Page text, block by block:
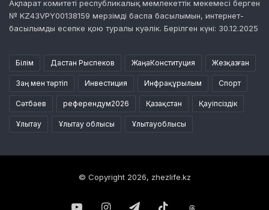
Ақпарат комитеті республикалық мемлекеттік мекемесі берген
№ KZ43VPY00138159 мерзімді баспа басылымын, интернет-
басылымды есепке қою туралы куәлік. Берілген күні: 30.12.2025
Білім Дастан Рыспеков ЖаңаКонституция Жезқазған
Заң мен тәртіп Инвестиция Инфрақұрылым Спорт
Сәтбаев референдум2026 Қазақстан Қауіпсіздік
Ұлытау Ұлытау облысы Ұлытауоблысы
© Copyright 2026, zhezlife.kz
YouTubeInstagramTelegramTikTok